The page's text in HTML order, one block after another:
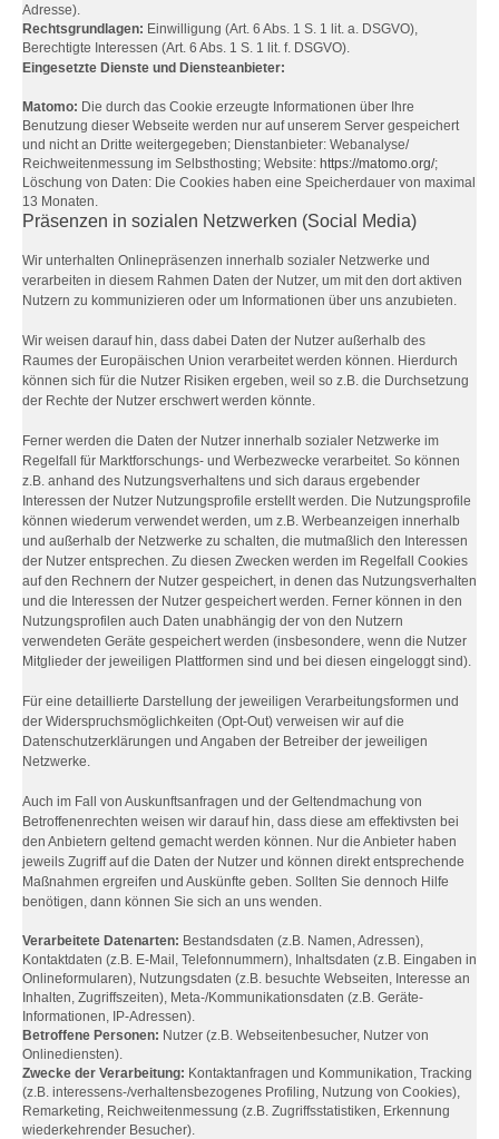
Adresse).
Rechtsgrundlagen: Einwilligung (Art. 6 Abs. 1 S. 1 lit. a. DSGVO),
Berechtigte Interessen (Art. 6 Abs. 1 S. 1 lit. f. DSGVO).
Eingesetzte Dienste und Diensteanbieter:
Matomo: Die durch das Cookie erzeugte Informationen über Ihre
Benutzung dieser Webseite werden nur auf unserem Server gespeichert
und nicht an Dritte weitergegeben; Dienstanbieter: Webanalyse/
Reichweitenmessung im Selbsthosting; Website: https://matomo.org/;
Löschung von Daten: Die Cookies haben eine Speicherdauer von maximal
13 Monaten.
Präsenzen in sozialen Netzwerken (Social Media)
Wir unterhalten Onlinepräsenzen innerhalb sozialer Netzwerke und
verarbeiten in diesem Rahmen Daten der Nutzer, um mit den dort aktiven
Nutzern zu kommunizieren oder um Informationen über uns anzubieten.
Wir weisen darauf hin, dass dabei Daten der Nutzer außerhalb des
Raumes der Europäischen Union verarbeitet werden können. Hierdurch
können sich für die Nutzer Risiken ergeben, weil so z.B. die Durchsetzung
der Rechte der Nutzer erschwert werden könnte.
Ferner werden die Daten der Nutzer innerhalb sozialer Netzwerke im
Regelfall für Marktforschungs- und Werbezwecke verarbeitet. So können
z.B. anhand des Nutzungsverhaltens und sich daraus ergebender
Interessen der Nutzer Nutzungsprofile erstellt werden. Die Nutzungsprofile
können wiederum verwendet werden, um z.B. Werbeanzeigen innerhalb
und außerhalb der Netzwerke zu schalten, die mutmaßlich den Interessen
der Nutzer entsprechen. Zu diesen Zwecken werden im Regelfall Cookies
auf den Rechnern der Nutzer gespeichert, in denen das Nutzungsverhalten
und die Interessen der Nutzer gespeichert werden. Ferner können in den
Nutzungsprofilen auch Daten unabhängig der von den Nutzern
verwendeten Geräte gespeichert werden (insbesondere, wenn die Nutzer
Mitglieder der jeweiligen Plattformen sind und bei diesen eingeloggt sind).
Für eine detaillierte Darstellung der jeweiligen Verarbeitungsformen und
der Widerspruchsmöglichkeiten (Opt-Out) verweisen wir auf die
Datenschutzerklärungen und Angaben der Betreiber der jeweiligen
Netzwerke.
Auch im Fall von Auskunftsanfragen und der Geltendmachung von
Betroffenenrechten weisen wir darauf hin, dass diese am effektivsten bei
den Anbietern geltend gemacht werden können. Nur die Anbieter haben
jeweils Zugriff auf die Daten der Nutzer und können direkt entsprechende
Maßnahmen ergreifen und Auskünfte geben. Sollten Sie dennoch Hilfe
benötigen, dann können Sie sich an uns wenden.
Verarbeitete Datenarten: Bestandsdaten (z.B. Namen, Adressen),
Kontaktdaten (z.B. E-Mail, Telefonnummern), Inhaltsdaten (z.B. Eingaben in
Onlineformularen), Nutzungsdaten (z.B. besuchte Webseiten, Interesse an
Inhalten, Zugriffszeiten), Meta-/Kommunikationsdaten (z.B. Geräte-
Informationen, IP-Adressen).
Betroffene Personen: Nutzer (z.B. Webseitenbesucher, Nutzer von
Onlinediensten).
Zwecke der Verarbeitung: Kontaktanfragen und Kommunikation, Tracking
(z.B. interessens-/verhaltensbezogenes Profiling, Nutzung von Cookies),
Remarketing, Reichweitenmessung (z.B. Zugriffsstatistiken, Erkennung
wiederkehrender Besucher).